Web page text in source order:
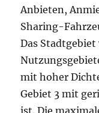
Anbieten,
Sharing-
Das
mit hoher
Gebiet 3 mit
ist. Die